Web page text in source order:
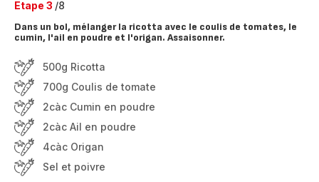
Etape 3 /8
Dans un bol, mélanger la ricotta avec le coulis de tomates, le
cumin, l'ail en poudre et l'origan. Assaisonner.
500g Ricotta
700g Coulis de tomate
2càc Cumin en poudre
2càc Ail en poudre
4càc Origan
Sel et poivre